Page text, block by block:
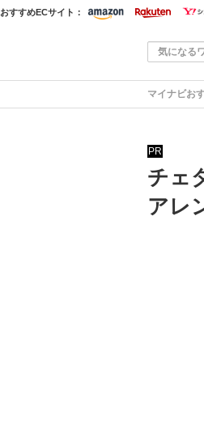
おすすめECサイト：
マイナビお
PR
チェ
アレ